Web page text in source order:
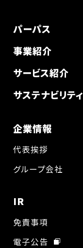
パーパス
事業紹介
サービス紹介
サステナビリティ
企業情報
代表挨拶
グループ会社
IR
免責事項
電子公告